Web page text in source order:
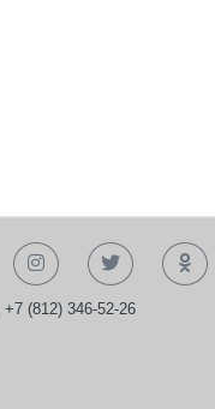
+7 (812) 346-52-26